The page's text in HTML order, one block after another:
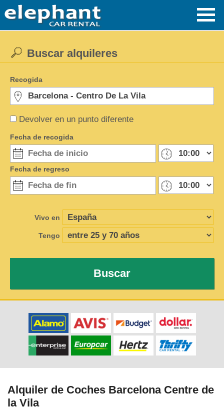
Devolver en un punto diferente
Buscar alquileres
Recogida
Fecha de recogida
Fecha de regreso
Vivo en
Tengo
Buscar
Alquiler de Coches Barcelona Centre de
la Vila